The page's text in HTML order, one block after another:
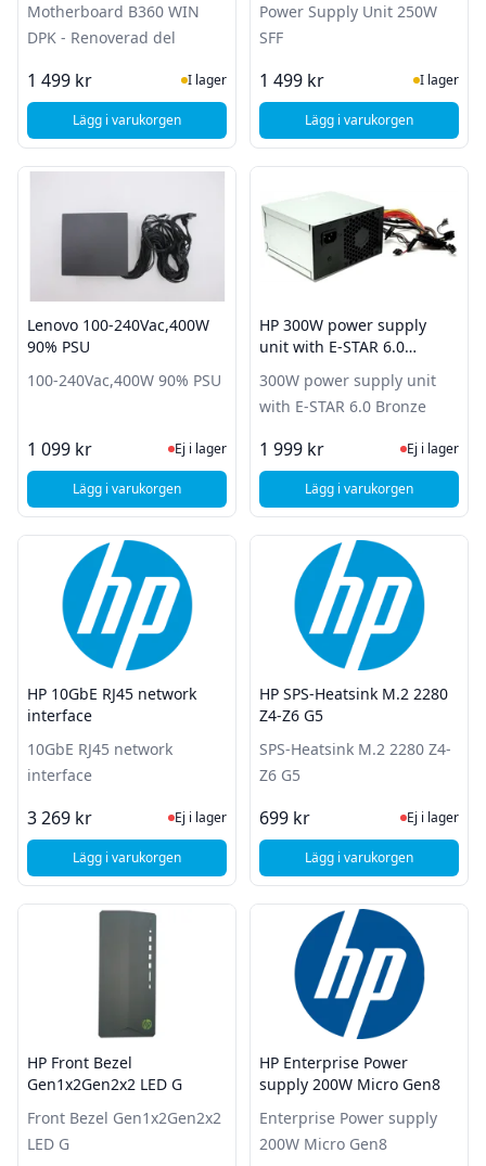
Motherboard B360 WIN
DPK - Renoverad del
1 499 kr I Lager
I lager
Lägg i varukorgen, Lenovo Motherboard B360 WIN DPK - Renoverad del
Power Supply Unit 250W
SFF
1 499 kr I Lager
I lager
Lägg i varukorgen, HP Power Supply
Lenovo 100-240Vac,400W
90% PSU
100-240Vac,400W 90% PSU
1 099 kr Ej i lager, besök produktsidan för
Ej i lager
Lägg i varukorgen, Lenovo 100-240Vac,400W 90% PSU
HP 300W power supply
unit with E-STAR 6.0
300W power supply unit
with E-STAR 6.0 Bronze
1 999 kr Ej i lager,
Ej i lager
Lägg i varukorgen
, HP 300W power
HP 10GbE RJ45 network
interface
10GbE RJ45 network
interface
3 269 kr Ej i lager, besök produktsidan för
Ej i lager
Lägg i varukorgen, HP 10GbE RJ45 network interface
HP SPS-Heatsink M.2 2280
Z4-Z6 G5
SPS-Heatsink M.2 2280 Z4-
Z6 G5
699 kr Ej i lager,
Ej i lager
Lägg i varukorgen, HP SPS-Heatsink
HP Front Bezel
Gen1x2Gen2x2 LED G
Front Bezel Gen1x2Gen2x2
LED G
HP Enterprise Power
supply 200W Micro Gen8
Enterprise Power supply
200W Micro Gen8